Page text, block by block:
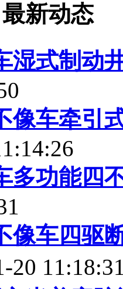
最新动态
湿式制动
像车牵引
多功能四
像车四驱
20